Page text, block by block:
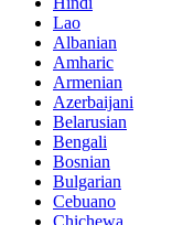
Lao
Albanian
Amharic
Armenian
Azerbaijani
Belarusian
Bengali
Bosnian
Bulgarian
Cebuano
Chichewa